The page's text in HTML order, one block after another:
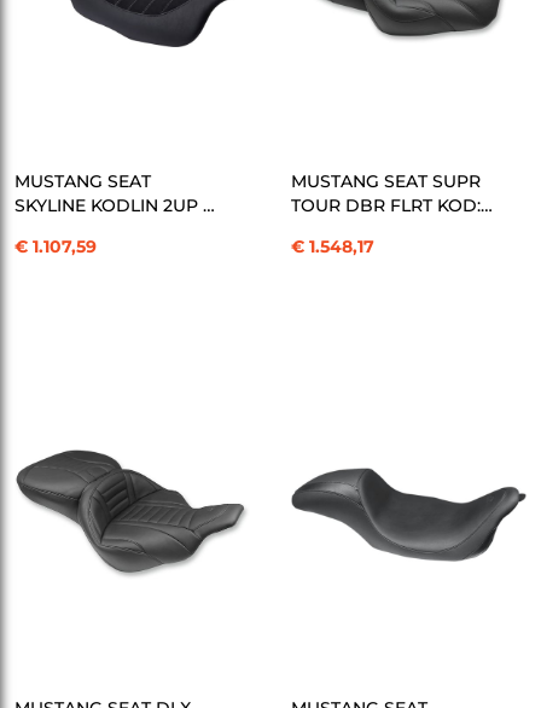
MUSTANG SEAT
SKYLINE KODLIN 2UP -
€ 1.107,59
MUSTANG SEAT SUPR
TOUR DBR FLRT KOD:
€ 1.548,17